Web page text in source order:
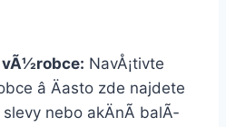
vÃ½robce: NavÅ¡tivte
â Äasto zde najdete
nebo akÄnÃ­ balÃ­